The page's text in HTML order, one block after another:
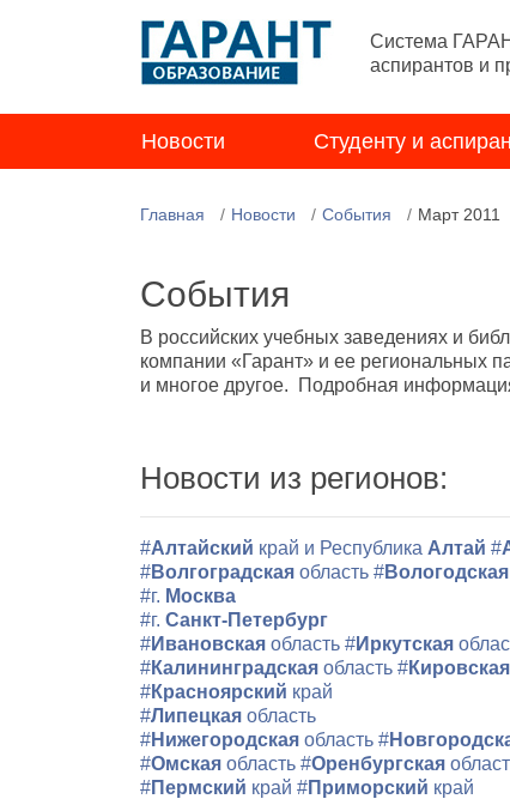
Система
аспирантов и
Новости Студенту и
Главная Новости События Март 2011
События
В российских учебных заведениях и
компании «Гарант» и ее региональных
и многое другое. Подробная
Новости из регионов:
#Алтайский край и Республика Алтай #
#Волгоградская область #Вологодская
#г. Москва
#г. Санкт-Петербург
#Ивановская область #Иркутская
#Калининградская область #Кировская
#Красноярский край
#Липецкая область
#Нижегородская область #
#Омская область #Оренбургская
#Пермский край #Приморский край